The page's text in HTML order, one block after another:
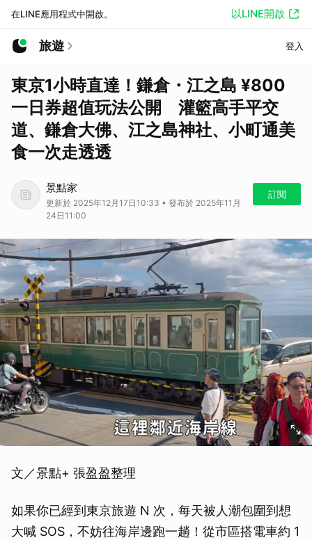
在LINE應用程式中開啟。 以LINE開啟
旅遊 登入
東京1小時直達！鎌倉・江之島 ¥800
一日券超值玩法公開 灌籃高手平交
道、鎌倉大佛、江之島神社、小町通美
食一次走透透
景點家
更新於 2025年12月17日10:33 • 發布於 2025年11月
24日11:00
訂閱
文／景點+ 張盈盈整理
如果你已經到東京旅遊 N 次，每天被人潮包圍到想
大喊 SOS，不妨往海岸邊跑一趟！從市區搭電車約 1